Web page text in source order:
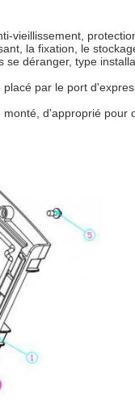
vieillissement,
la fixation, le
déranger, type
par le port
d'approprié pour